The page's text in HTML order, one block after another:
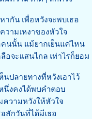
ากัน เพื่อหวังจะพบเธอ
วามเหงาของหัวใจ
คนนั้น แม้ยากเย็นแค่ไหน
อจะแสนไกล เท่าไรก็ยอม
นปลายทางที่หวังเอาไว้
นึ่งคงได้พบคำตอบ
ความหวังให้หัวใจ
อสักวันที่ได้มีเธอ